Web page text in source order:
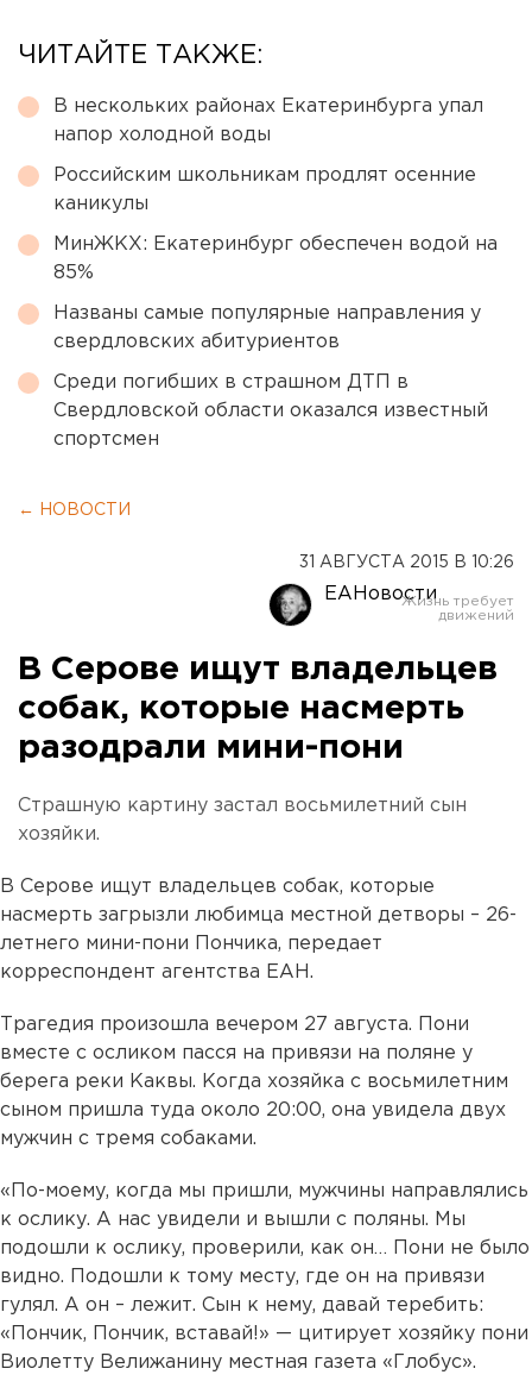
ЧИТАЙТЕ ТАКЖЕ:
В нескольких районах Екатеринбурга упал
напор холодной воды
Российским школьникам продлят осенние
каникулы
МинЖКХ: Екатеринбург обеспечен водой на
85%
Названы самые популярные направления у
свердловских абитуриентов
Среди погибших в страшном ДТП в
Свердловской области оказался известный
спортсмен
← НОВОСТИ
31 АВГУСТА 2015 В 10:26
ЕАНовости
В Серове ищут владельцев
собак, которые насмерть
разодрали мини-пони
Страшную картину застал восьмилетний сын
хозяйки.
В Серове ищут владельцев собак, которые
насмерть загрызли любимца местной детворы – 26-
летнего мини-пони Пончика, передает
корреспондент агентства ЕАН.
Трагедия произошла вечером 27 августа. Пони
вместе с осликом пасся на привязи на поляне у
берега реки Каквы. Когда хозяйка с восьмилетним
сыном пришла туда около 20:00, она увидела двух
мужчин с тремя собаками.
«По-моему, когда мы пришли, мужчины направлялись
к ослику. А нас увидели и вышли с поляны. Мы
подошли к ослику, проверили, как он… Пони не было
видно. Подошли к тому месту, где он на привязи
гулял. А он – лежит. Сын к нему, давай теребить:
«Пончик, Пончик, вставай!» — цитирует хозяйку пони
Виолетту Велижанину местная газета «Глобус».